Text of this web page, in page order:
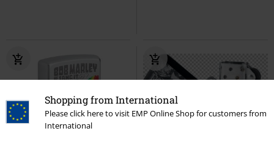
Shopping from International
Please click here to visit EMP Online Shop for customers from
International